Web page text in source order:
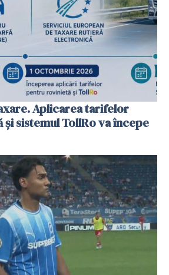
Aplicarea tarifelor
sistemul TollRo va începe